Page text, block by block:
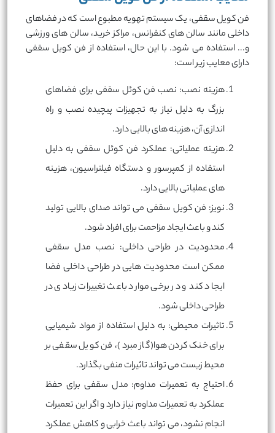
فن کویل سقفی، یک سیستم تهویه مطبوع است که در فضاهای
داخلی مانند سالن های کنفرانس، مراکز خرید، سالن های ورزشی
و... استفاده می شود. با این حال، استفاده از فن کویل سقفی
دارای معایب زیر است:
هزینه نصب: نصب فن کوئل سقفی برای فضاهای
بزرگ به دلیل نیاز به تجهیزات پیچیده نصب و راه
اندازی آن، هزینه های بالایی دارد.
هزینه عملیاتی: عملکرد فن کوئل سقفی به دلیل
استفاده از کمپرسور و دستگاه فیلتراسیون، هزینه
های عملیاتی بالایی دارد.
نویز: فن کویل سقفی می تواند صدای بالایی تولید
کند و باعث ایجاد مزاحمت برای افراد شود.
محدودیت در طراحی داخلی: نصب مدل سقفی
ممکن است محدودیت هایی در طراحی داخلی فضا
ایجاد کند و در برخی موارد باعث تغییرات زیادی در
طراحی داخلی شود.
تاثیرات محیطی: به دلیل استفاده از مواد شیمیایی
برای خنک کردن هوا(گاز مبرد)، فن کویل سقفی بر
محیط زیست می تواند تاثیرات منفی بگذارد.
احتیاج به تعمیرات مداوم: مدل سقفی برای حفظ
عملکرد به تعمیرات مداوم نیاز دارد و اگر این تعمیرات
انجام نشود، می تواند باعث خرابی و کاهش عملکرد